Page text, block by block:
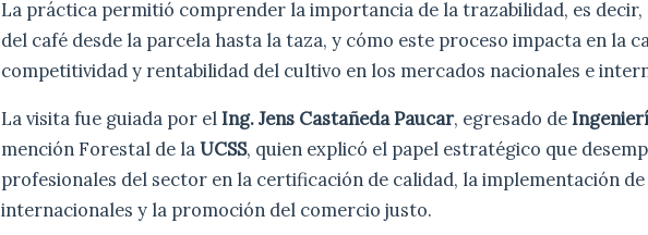
La práctica permitió comprender la importancia de la trazabilidad, es decir,
del café desde la parcela hasta la taza, y cómo este proceso impacta en la
competitividad y rentabilidad del cultivo en los mercados nacionales e
La visita fue guiada por elIng. Jens Castañeda Paucar, egresado de
mención Forestal de laUCSS, quien explicó el papel estratégico que
profesionales del sector en la certificación de calidad, la implementación
internacionales y la promoción del comercio justo.